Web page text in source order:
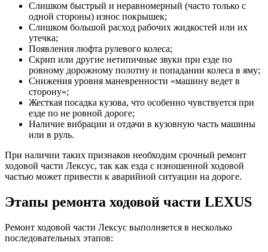
Слишком быстрый и неравномерный (часто только с
одной стороны) износ покрышек;
Слишком большой расход рабочих жидкостей или их
утечка;
Появления люфта рулевого колеса;
Скрип или другие нетипичные звуки при езде по
ровному дорожному полотну и попадании колеса в яму;
Снижения уровня маневренности «машину ведет в
сторону»;
Жесткая посадка кузова, что особенно чувствуется при
езде по не ровной дороге;
Наличие вибрации и отдачи в кузовную часть машины
или в руль.
При наличии таких признаков необходим срочный ремонт
ходовой части Лексус, так как езда с изношенной ходовой
частью может привести к аварийной ситуации на дороге.
Этапы ремонта ходовой части LEXUS
Ремонт ходовой части Лексус выполняется в несколько
последовательных этапов: